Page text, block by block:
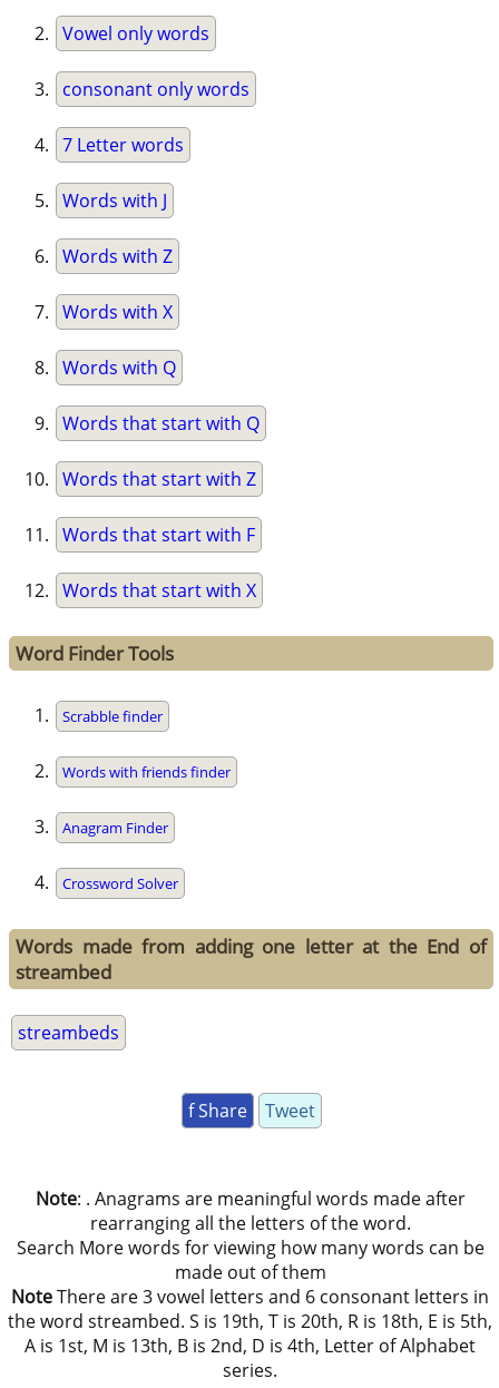
Vowel only words
consonant only words
7 Letter words
Words with J
Words with Z
Words with X
Words with Q
Words that start with Q
Words that start with Z
Words that start with F
Words that start with X
Word Finder Tools
Scrabble finder
Words with friends finder
Anagram Finder
Crossword Solver
Words made from adding one letter at the End of
streambed
streambeds
f Share Tweet
Note: . Anagrams are meaningful words made after
rearranging all the letters of the word.
Search More words for viewing how many words can be
made out of them
NoteThere are 3 vowel letters and 6 consonant letters in
the word streambed. S is 19th, T is 20th, R is 18th, E is 5th,
A is 1st, M is 13th, B is 2nd, D is 4th, Letter of Alphabet
series.